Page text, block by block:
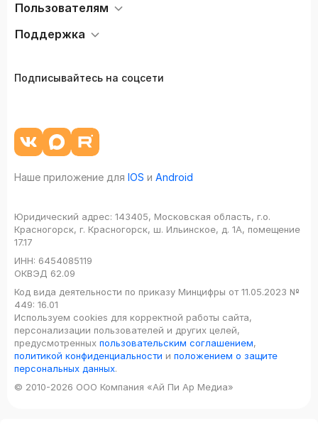
Пользователям
Поддержка
Подписывайтесь на соцсети
Наше приложение для IOS и Android
Юридический адрес: 143405, Московская область, г.о.
Красногорск, г. Красногорск, ш. Ильинское, д. 1А, помещение
17.17
ИНН: 6454085119
ОКВЭД 62.09
Код вида деятельности по приказу Минцифры от 11.05.2023 №
449: 16.01
Используем cookies для корректной работы сайта,
персонализации пользователей и других целей,
предусмотренных пользовательским соглашением,
политикой конфиденциальности и положением о защите
персональных данных.
© 2010-2026 ООО Компания «Ай Пи Ар Медиа»